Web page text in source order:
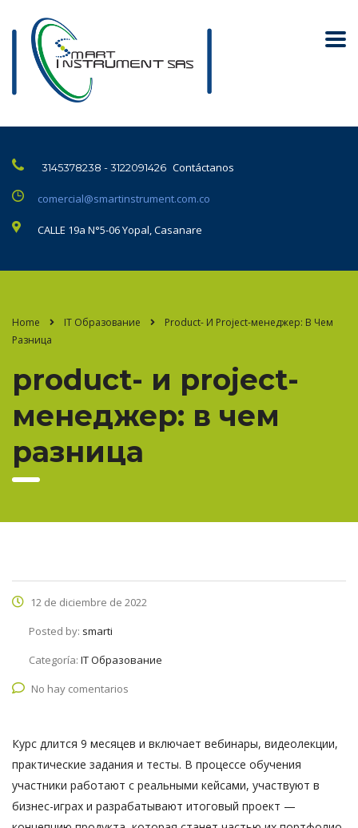
3145378238 - 3122091426 Contáctanos
comercial@smartinstrument.com.co
CALLE 19a N°5-06 Yopal, Casanare
Home IT Образование
Product- И Project-менеджер: В Чем
Разница
product- и project-
менеджер: в чем
разница
12 de diciembre de 2022
Posted by: smarti
Categoría: IT Образование
No hay comentarios
Курс длится 9 месяцев и включает вебинары, видеолекции,
практические задания и тесты. В процессе обучения
участники работают с реальными кейсами, участвуют в
бизнес-играх и разрабатывают итоговый проект —